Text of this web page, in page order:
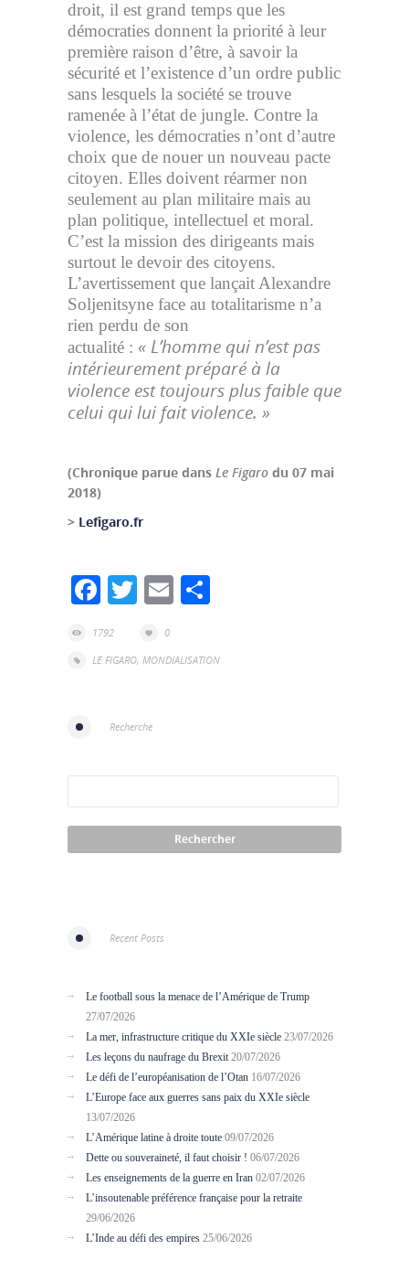
droit, il est grand temps que les
démocraties donnent la priorité à leur
première raison d’être, à savoir la
sécurité et l’existence d’un ordre public
sans lesquels la société se trouve
ramenée à l’état de jungle. Contre la
violence, les démocraties n’ont d’autre
choix que de nouer un nouveau pacte
citoyen. Elles doivent réarmer non
seulement au plan militaire mais au
plan politique, intellectuel et moral.
C’est la mission des dirigeants mais
surtout le devoir des citoyens.
L’avertissement que lançait Alexandre
Soljenitsyne face au totalitarisme n’a
rien perdu de son
actualité : « L’homme qui n’est pas
intérieurement préparé à la
violence est toujours plus faible que
celui qui lui fait violence. »
(Chronique parue dans Le Figaro du 07 mai
2018)
> Lefigaro.fr
Facebook
TwitterEmail
1792
0
LE FIGARO, MONDIALISATION
Recherche
Recent Posts
Le football sous la menace de l’Amérique de Trump
27/07/2026
La mer, infrastructure critique du XXIe siècle 23/07/2026
Les leçons du naufrage du Brexit 20/07/2026
Le défi de l’européanisation de l’Otan 16/07/2026
L’Europe face aux guerres sans paix du XXIe siècle
13/07/2026
L’Amérique latine à droite toute 09/07/2026
Dette ou souveraineté, il faut choisir ! 06/07/2026
Les enseignements de la guerre en Iran 02/07/2026
L’insoutenable préférence française pour la retraite
29/06/2026
L’Inde au défi des empires 25/06/2026